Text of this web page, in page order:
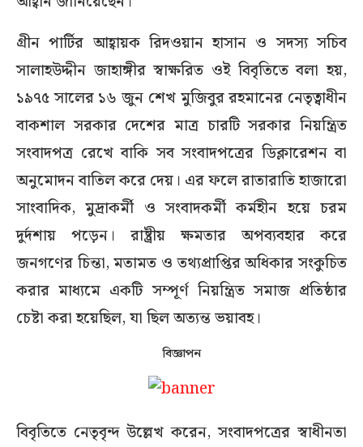
গ্রীন পার্টির আহ্বায়ক রিদওয়ান হাসান ও সদস্য সচিব
সালাহউদ্দীন জাহাঙ্গীর স্বাক্ষরিত ওই বিবৃতিতে বলা হয়,
১৯৭৫ সালের ১৬ জুন শেখ মুজিবুর রহমানের নেতৃত্বাধীন
বাকশাল সরকার দেশের মাত্র চারটি সরকার নিয়ন্ত্রিত
সংবাদপত্র রেখে বাকি সব সংবাদপত্রের ডিক্লারেশন বা
অনুমোদন বাতিল করে দেয়। এর ফলে রাতারাতি হাজারো
সাংবাদিক, মুদ্রাকর্মী ও সংবাদকর্মী কর্মহীন হয়ে চরম
দুর্দশায় পড়েন। রাষ্ট্রীয় ক্ষমতার অপব্যবহার করে
জনগণের চিন্তা, মতামত ও তথ্যপ্রাপ্তির অধিকার সংকুচিত
করার মাধ্যমে একটি সম্পূর্ণ নিয়ন্ত্রিত সমাজ প্রতিষ্ঠার
চেষ্টা করা হয়েছিল, যা ছিল অত্যন্ত ভয়াবহ।
বিজ্ঞাপন
বিবৃতিতে নেতৃবৃন্দ উল্লেখ করেন, সংবাদপত্রের স্বাধীনতা